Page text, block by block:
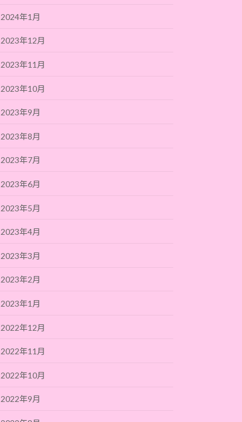
2024年1月
2023年12月
2023年11月
2023年10月
2023年9月
2023年8月
2023年7月
2023年6月
2023年5月
2023年4月
2023年3月
2023年2月
2023年1月
2022年12月
2022年11月
2022年10月
2022年9月